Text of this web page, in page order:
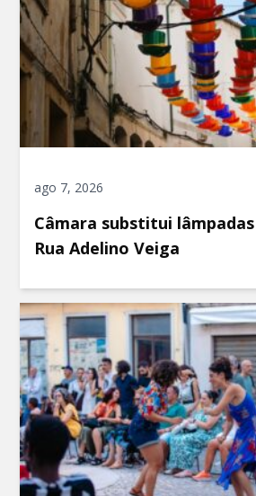
ago 7, 2026
Câmara substitui
Rua Adelino Veiga